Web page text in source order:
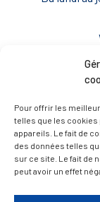
Pour offrir les
telles que les
appareils. Le fait de
des données telles
sur ce site. Le fait de
peut avoir un effet
ACCÈS